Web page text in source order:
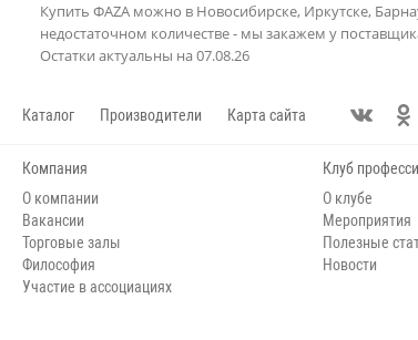
Купить ФAZA можно в Новосибирске, Иркутске,
недостаточном количестве - мы закажем у
Остатки актуальны на 07.08.26
Каталог Производители Карта сайта
Компания
О компании
Вакансии
Торговые залы
Философия
Участие в ассоциациях
Клуб
О клубе
Мероприятия
Полезные
Новости